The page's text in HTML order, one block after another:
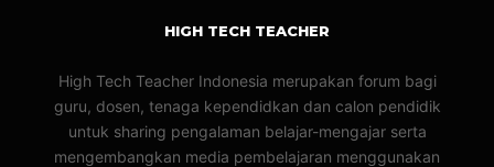
HIGH TECH TEACHER
High Tech Teacher Indonesia merupakan forum bagi
guru, dosen, tenaga kependidkan dan calon pendidik
untuk sharing pengalaman belajar-mengajar serta
mengembangkan media pembelajaran menggunakan